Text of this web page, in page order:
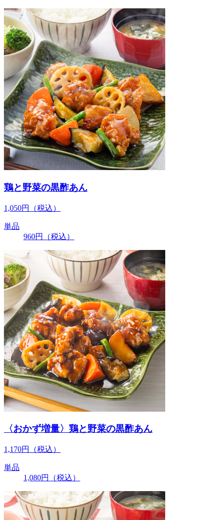
鶏と野菜の黒酢あん
1,050円 （税込）
単品
960円 （税込）
〈おかず増量〉鶏と野菜の黒酢あん
1,170円 （税込）
単品
1,080円 （税込）